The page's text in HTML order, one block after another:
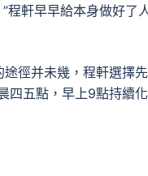
程軒早早給本身做好
途徑并未幾，程軒選擇
四五點，早上9點持續